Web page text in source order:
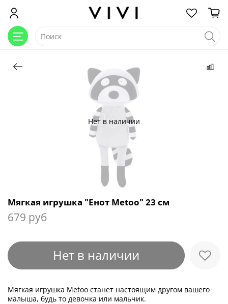
Нет в наличии
Мягкая игрушка "Енот Metoo" 23 см
679 руб
Нет в наличии
Мягкая игрушка Metoo станет настоящим другом вашего
малыша, будь то девочка или мальчик.